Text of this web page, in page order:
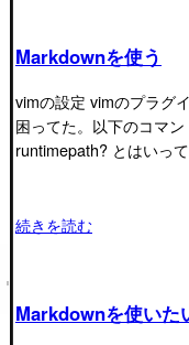
Markdownを使う
vimの設定 vimのプラグ
困ってた。以下のコマ
runtimepath? とはいっ
続きを読む
Markdownを使いた